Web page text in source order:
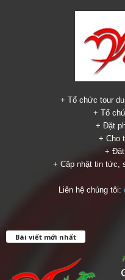
+ Tổ chức tour
+ Tổ
+ Đặt
+ Cho
+
+ Cập nhật tin tức,
Liên hệ chúng tôi:
Bài viết mới nhất